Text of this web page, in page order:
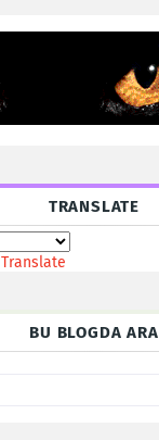
TRANSLATE
Translate
BU BLOGDA ARA